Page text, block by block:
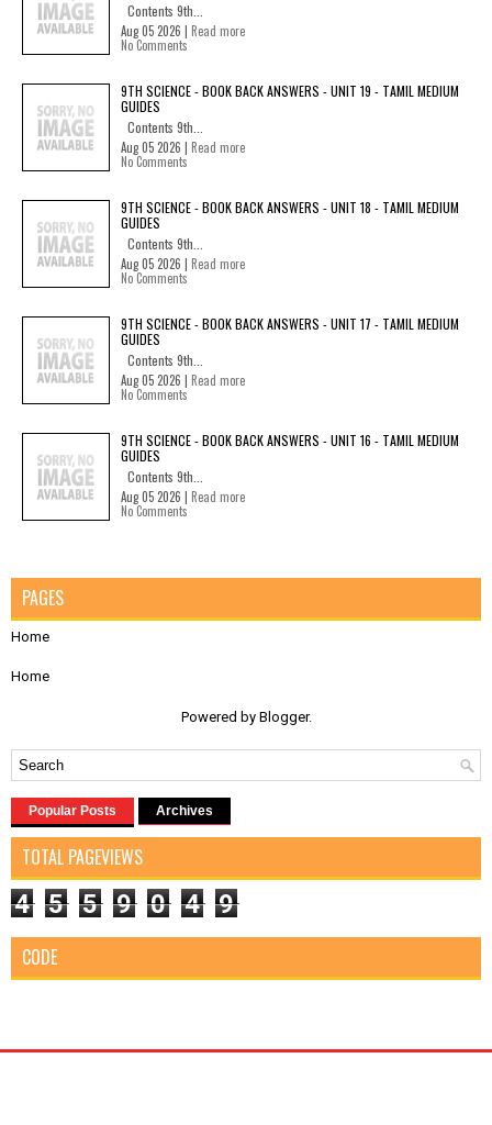
Contents 9th...
Aug 05 2026 | Read more
No Comments
9TH SCIENCE - BOOK BACK ANSWERS - UNIT 19 - TAMIL MEDIUM
GUIDES
Contents 9th...
Aug 05 2026 | Read more
No Comments
9TH SCIENCE - BOOK BACK ANSWERS - UNIT 18 - TAMIL MEDIUM
GUIDES
Contents 9th...
Aug 05 2026 | Read more
No Comments
9TH SCIENCE - BOOK BACK ANSWERS - UNIT 17 - TAMIL MEDIUM
GUIDES
Contents 9th...
Aug 05 2026 | Read more
No Comments
9TH SCIENCE - BOOK BACK ANSWERS - UNIT 16 - TAMIL MEDIUM
GUIDES
Contents 9th...
Aug 05 2026 | Read more
No Comments
PAGES
Home
Home
Powered by Blogger.
Popular Posts Archives
TOTAL PAGEVIEWS
4 5 5 9 0 4 9
CODE